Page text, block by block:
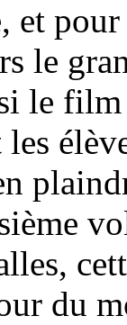
et
le
le
du